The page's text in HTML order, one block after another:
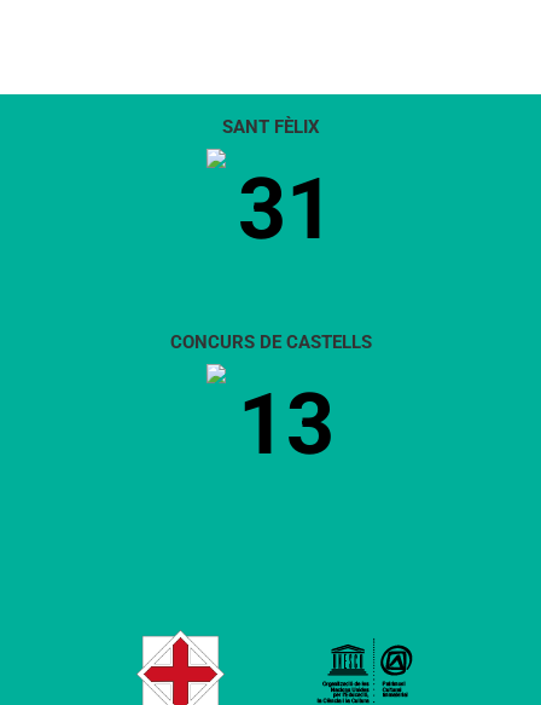
SANT FÈLIX
31
CONCURS DE CASTELLS
13